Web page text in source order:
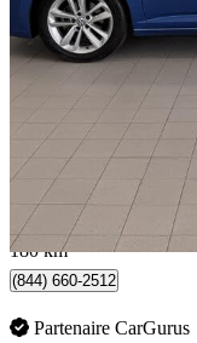
1.5T Comfortline FWD
22 935 $
403 $/mois env.
Québec, QC
180 km
(844) 660-2512
Partenaire CarGurus